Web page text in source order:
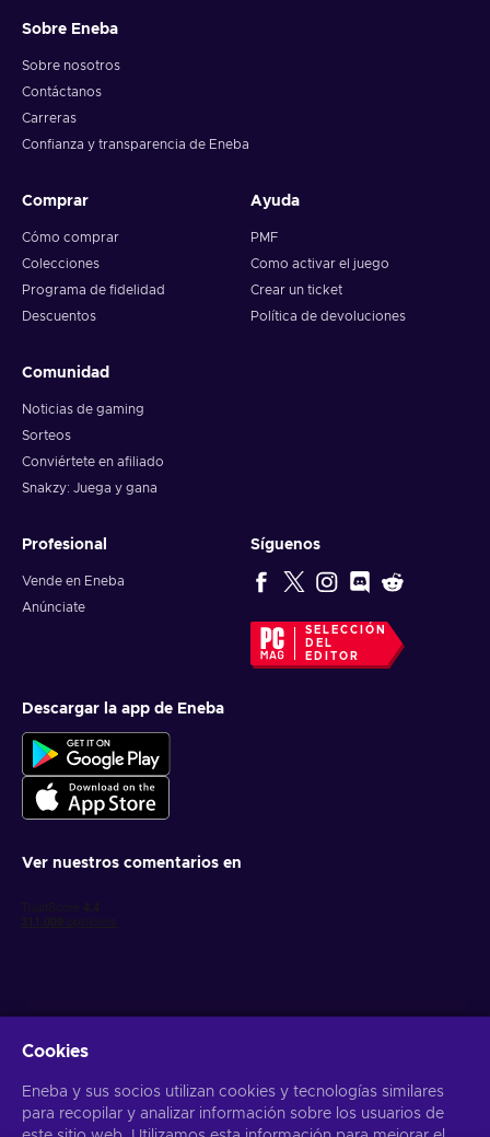
Sobre Eneba
Sobre nosotros
Contáctanos
Carreras
Confianza y transparencia de Eneba
Comprar
Cómo comprar
Colecciones
Programa de fidelidad
Descuentos
Ayuda
PMF
Como activar el juego
Crear un ticket
Política de devoluciones
Comunidad
Noticias de gaming
Sorteos
Conviértete en afiliado
Snakzy: Juega y gana
Profesional
Vende en Eneba
Anúnciate
Síguenos
SELECCIÓN
DEL
EDITOR
Descargar la app de Eneba
Ver nuestros comentarios en
Obtén ofertas personalizadas de videojuegos
Suscribirse
Cookies
Eneba y sus socios utilizan cookies y tecnologías similares
para recopilar y analizar información sobre los usuarios de